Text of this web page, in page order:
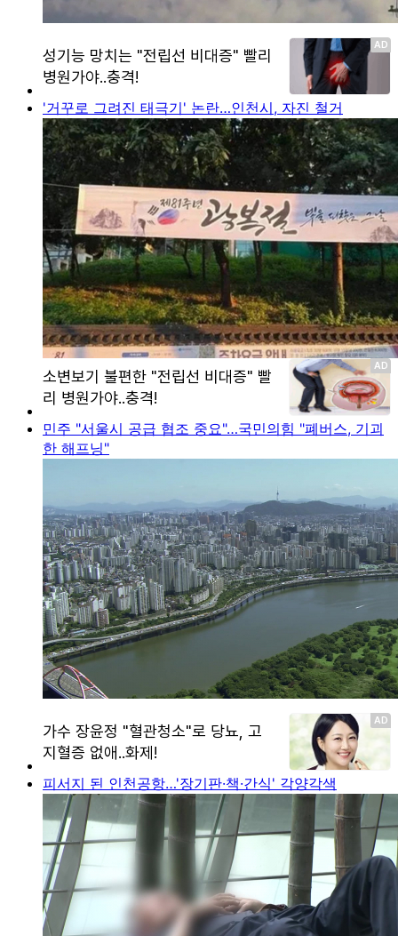
'거꾸로 그려진 태극기' 논란…인천시, 자진 철거
민주 "서울시 공급 협조 중요"…국민의힘 "폐버스, 기괴
한 해프닝"
피서지 된 인천공항…'장기판·책·간식' 각양각색